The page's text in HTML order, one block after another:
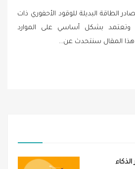
الطاقة البديلة للوقود الأحفوري ذات
وتعتمد بشكل أساسي على الموارد
هذا المقال سنتحدث عن…